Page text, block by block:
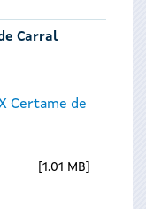
Carral
Certame de
1.01 MB